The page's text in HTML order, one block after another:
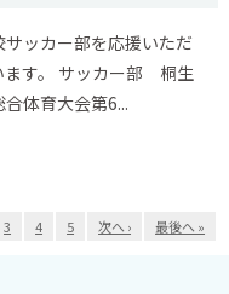
ッカー部を応援いただ
ます。 サッカー部 桐生
体育大会第6...
3 4 5 次へ › 最後へ »